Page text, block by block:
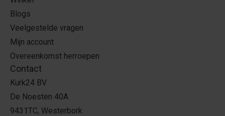
Blogs
Veelgestelde vragen
Mijn account
Overeenkomst herroepen
Contact
Kurk24 BV
De Noesten 40A
9431TC, Westerbork